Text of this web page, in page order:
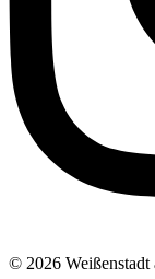
© 2026 Weißenstadt